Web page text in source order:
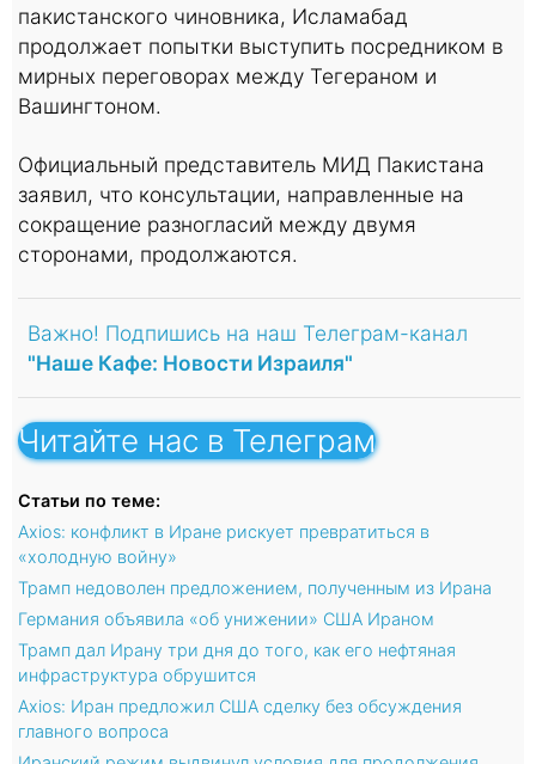
пакистанского чиновника, Исламабад
продолжает попытки выступить посредником в
мирных переговорах между Тегераном и
Вашингтоном.
Официальный представитель МИД Пакистана
заявил, что консультации, направленные на
сокращение разногласий между двумя
сторонами, продолжаются.
Важно! Подпишись на наш Телеграм-канал
"Наше Кафе: Новости Израиля"
Читайте нас в Телеграм
Статьи по теме:
Axios: конфликт в Иране рискует превратиться в
«холодную войну»
Трамп недоволен предложением, полученным из Ирана
Германия объявила «об унижении» США Ираном
Трамп дал Ирану три дня до того, как его нефтяная
инфраструктура обрушится
Axios: Иран предложил США сделку без обсуждения
главного вопроса